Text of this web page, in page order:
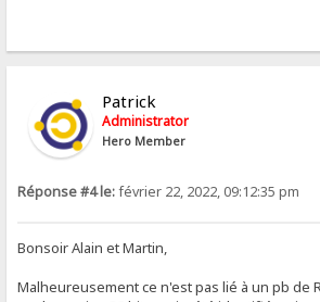
Patrick
Administrator
Hero Member
Réponse #4 le:février 22, 2022, 09:12:35 pm
Bonsoir Alain et Martin,
Malheureusement ce n'est pas lié à un pb de